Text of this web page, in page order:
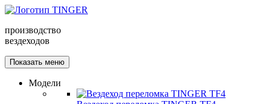
производство
вездеходов
Показать меню
Модели